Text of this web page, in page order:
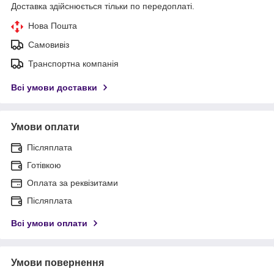
Доставка здійснюється тільки по передоплаті.
Нова Пошта
Самовивіз
Транспортна компанія
Всі умови доставки
Умови оплати
Післяплата
Готівкою
Оплата за реквізитами
Післяплата
Всі умови оплати
Умови повернення